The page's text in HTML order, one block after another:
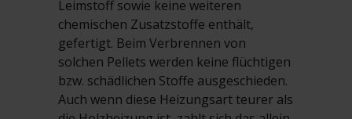
Leimstoff sowie keine weiteren
chemischen Zusatzstoffe enthält,
gefertigt. Beim Verbrennen von
solchen Pellets werden keine flüchtigen
bzw. schädlichen Stoffe ausgeschieden.
Auch wenn diese Heizungsart teurer als